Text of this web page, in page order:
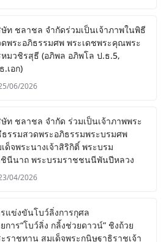
ท ชลาชล จำกัดร่วมเป็นเจ้าภาพในพิธี
พระอภิธรรมศพ พระเดชพระคุณพระ
มวชิรสุธี (อภิพล อภิพโล ป.ธ.5,
.เอก)
06/2026
ท ชลาชล จำกัด ร่วมเป็นเจ้าภาพพระ
รรมสวดพระอภิธรรมพระบรมศพ
ด็จพระนางเจ้าสิริกิติ์ พระบรม
ชินีนาถ พระบรมราชชนนีพันปีหลวง
04/2026
แข่งขันโบว์ลิ่งการกุศล
การ“โบว์ลิ่ง กลิ้งช่วยดาวน์” ชิงถ้วย
ราชทาน สมเด็จพระกนิษฐาธิราชเจ้า